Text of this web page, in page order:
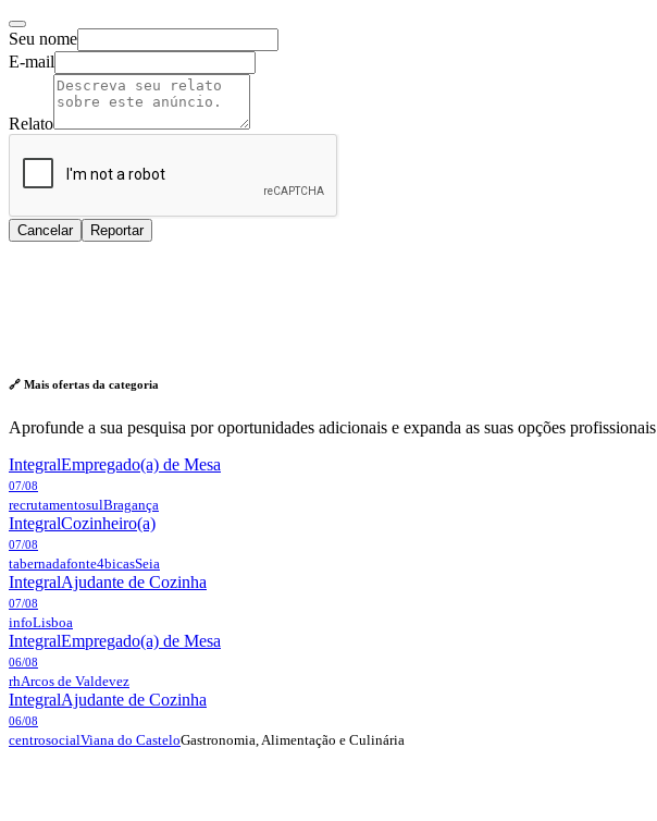
Seu nome
E-mail
Relato
Cancelar Reportar
🔗 Mais ofertas da categoria
Aprofunde a sua pesquisa por oportunidades adicionais e expanda as suas opções profissionais
IntegralEmpregado(a) de Mesa
07/08
recrutamentosulBragança
IntegralCozinheiro(a)
07/08
tabernadafonte4bicasSeia
IntegralAjudante de Cozinha
07/08
infoLisboa
IntegralEmpregado(a) de Mesa
06/08
rhArcos de Valdevez
IntegralAjudante de Cozinha
06/08
centrosocialViana do CasteloGastronomia, Alimentação e Culinária